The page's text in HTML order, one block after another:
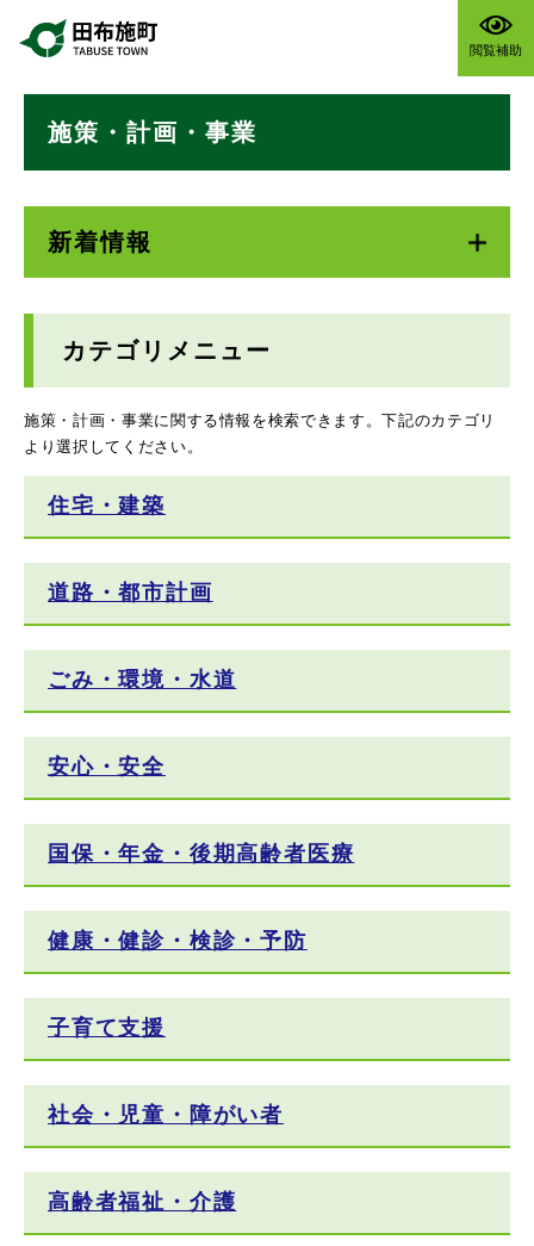
閲覧補助
施策・計画・事業
新着情報
カテゴリメニュー
施策・計画・事業に関する情報を検索できます。下記のカテゴリ
より選択してください。
住宅・建築
道路・都市計画
ごみ・環境・水道
安心・安全
国保・年金・後期高齢者医療
健康・健診・検診・予防
子育て支援
社会・児童・障がい者
高齢者福祉・介護